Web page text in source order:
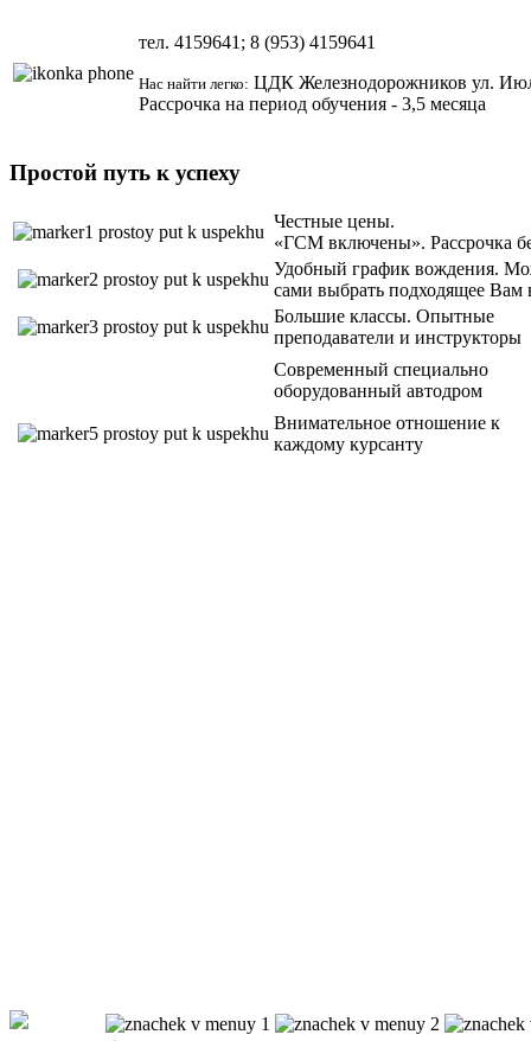
тел. 4159641; 8 (953) 4159641
Нас найти легко: ЦДК Железнодорожников ул.
Рассрочка на период обучения - 3,5 месяца
Простой путь к успеху
Честные цены.
«ГСМ включены». Рассрочка
Удобный график вождения.
сами выбрать подходящее Вам
Большие классы. Опытные
преподаватели и инструкторы
Современный специально
оборудованный автодром
Внимательное отношение к
каждому курсанту